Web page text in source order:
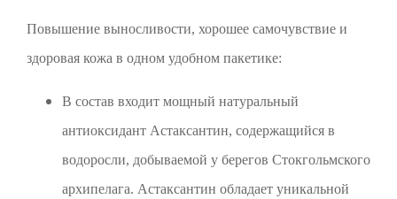
Повышение выносливости, хорошее самочувствие и
здоровая кожа в одном удобном пакетике:
В состав входит мощный натуральный
антиоксидант Астаксантин, содержащийся в
водоросли, добываемой у берегов Стокгольмского
архипелага. Астаксантин обладает уникальной